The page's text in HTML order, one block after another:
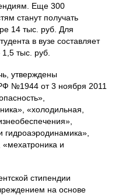
Еще 300
станут получать
14 тыс. руб. Для
в вузе составляет
тыс. руб.
утверждены
№1944 от 3 ноября 2011
«холодильная,
и
стипендии
на основе